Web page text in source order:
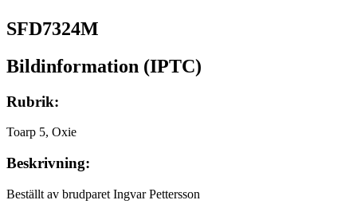
SFD7324M
Bildinformation (IPTC)
Rubrik:
Toarp 5, Oxie
Beskrivning:
Beställt av brudparet Ingvar Pettersson